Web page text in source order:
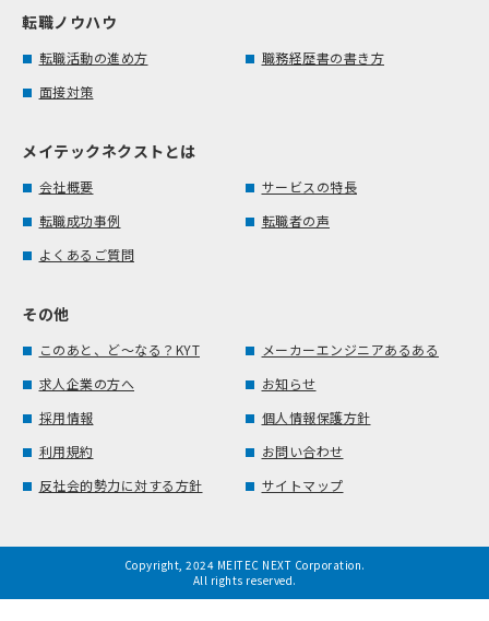
転職ノウハウ
転職活動の進め方
職務経歴書の書き方
面接対策
メイテックネクストとは
会社概要
サービスの特長
転職成功事例
転職者の声
よくあるご質問
その他
このあと、ど～なる？KYT
メーカーエンジニアあるある
求人企業の方へ
お知らせ
採用情報
個人情報保護方針
利用規約
お問い合わせ
反社会的勢力に対する方針
サイトマップ
Copyright, 2024 MEITEC NEXT Corporation.
All rights reserved.